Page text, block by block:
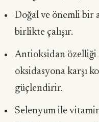
Doğal ve önemli bir
birlikte çalışır.
Antioksidan özelliği
oksidasyona karşı
güçlendirir.
Selenyum ile